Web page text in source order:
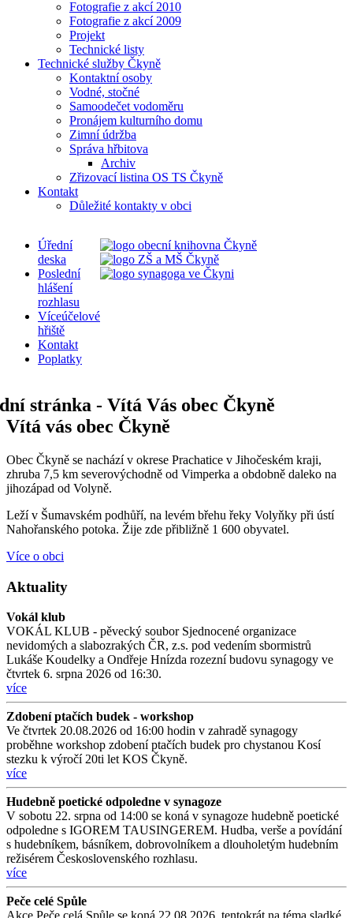
Fotografie z akcí 2010
Fotografie z akcí 2009
Projekt
Technické listy
Technické služby Čkyně
Kontaktní osoby
Vodné, stočné
Samoodečet vodoměru
Pronájem kulturního domu
Zimní údržba
Správa hřbitova
Archiv
Zřizovací listina OS TS Čkyně
Kontakt
Důležité kontakty v obci
Úřední
deska
Poslední
hlášení
rozhlasu
Víceúčelové
hřiště
Kontakt
Poplatky
Vítá vás obec Čkyně
Obec Čkyně se nachází v okrese Prachatice v Jihočeském kraji,
zhruba 7,5 km severovýchodně od Vimperka a obdobně daleko na
jihozápad od Volyně.
Leží v Šumavském podhůří, na levém břehu řeky Volyňky při ústí
Nahořanského potoka. Žije zde přibližně 1 600 obyvatel.
Více o obci
Aktuality
Vokál klub
VOKÁL KLUB - pěvecký soubor Sjednocené organizace
nevidomých a slabozrakých ČR, z.s. pod vedením sbormistrů
Lukáše Koudelky a Ondřeje Hnízda rozezní budovu synagogy ve
čtvrtek 6. srpna 2026 od 16:30.
více
Zdobení ptačích budek - workshop
Ve čtvrtek 20.08.2026 od 16:00 hodin v zahradě synagogy
proběhne workshop zdobení ptačích budek pro chystanou Kosí
stezku k výročí 20ti let KOS Čkyně.
více
Hudebně poetické odpoledne v synagoze
V sobotu 22. srpna od 14:00 se koná v synagoze hudebně poetické
odpoledne s IGOREM TAUSINGEREM. Hudba, verše a povídání
s hudebníkem, básníkem, dobrovolníkem a dlouholetým hudebním
režisérem Československého rozhlasu.
více
Peče celé Spůle